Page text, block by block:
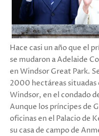
Hace casi un año que el
se mudaron a Adelaide
en Windsor Great Park.
2000 hectáreas situadas
Windsor, en el condado
Aunque los príncipes de
oficinas en el Palacio de
su casa de campo de